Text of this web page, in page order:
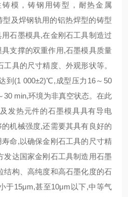
模，铸钢用铸型，耐热金属
型及焊钢轨用的铝热焊型的铸型
石墨模具,在金刚石工具制造过
支撑的双重作用,石墨模具质量
具的尺寸精度、外观形状等。
到(1 000±2)℃,成型压力16～50
30 min,环境为非真空状态。在此
发热元件的石墨模具具有导电
机械强度,还需要其具有良好的
命,以确保金刚石工具的尺寸精
发达国家金刚石工具制造用石墨
结构、高纯度和高石墨化度的石
于15μm,甚至10μm以下,中等气